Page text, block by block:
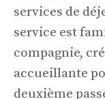
services de
service est
compagnie,
accueillante
deuxième